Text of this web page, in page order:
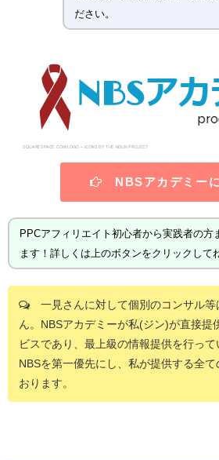
ださい。
NBSアカデミー
PPCアフィリエイト初心者から実践者の方
ます！詳しくは上のボタンをクリックして
一見さんに対して個別のコンサル等
ん。NBSアカデミーが私(ジン)が直接提
ビスであり、最上級の情報提供を行って
NBSを第一優先にし、私が提供する全
おります。